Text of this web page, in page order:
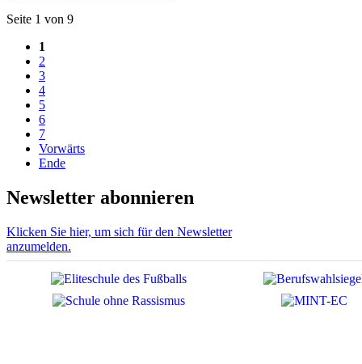
Seite 1 von 9
1
2
3
4
5
6
7
Vorwärts
Ende
Newsletter abonnieren
Klicken Sie hier, um sich für den Newsletter
anzumelden.